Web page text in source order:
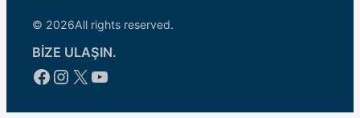
© 2026All rights reserved.
BİZE ULAŞIN.
Facebook
Instagram
X YouTube